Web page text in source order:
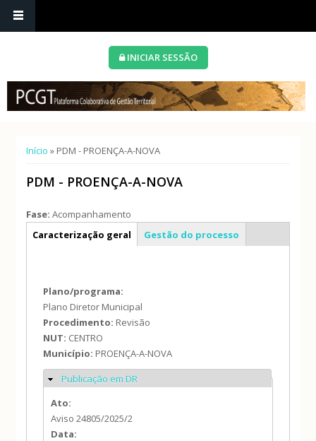
INICIAR SESSÃO
Está aqui
Início » PDM - PROENÇA-A-NOVA
PDM - PROENÇA-A-NOVA
Fase:Acompanhamento
Info geral
Caracterização geral Gestão do processo
Plano/programa:
Plano Diretor Municipal
Procedimento: Revisão
NUT: CENTRO
Município: PROENÇA-A-NOVA
Ocultar
Publicação em DR
Ato:
Aviso 24805/2025/2
Data: